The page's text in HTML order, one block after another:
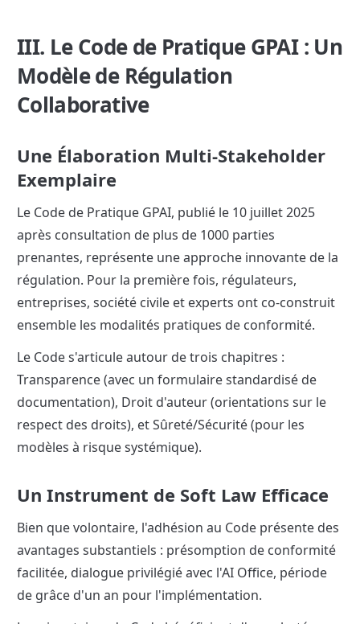
III. Le Code de Pratique GPAI : Un
Modèle de Régulation
Collaborative
Une Élaboration Multi-Stakeholder
Exemplaire
Le Code de Pratique GPAI, publié le 10 juillet 2025
après consultation de plus de 1000 parties
prenantes, représente une approche innovante de la
régulation. Pour la première fois, régulateurs,
entreprises, société civile et experts ont co-construit
ensemble les modalités pratiques de conformité.
Le Code s'articule autour de trois chapitres :
Transparence (avec un formulaire standardisé de
documentation), Droit d'auteur (orientations sur le
respect des droits), et Sûreté/Sécurité (pour les
modèles à risque systémique).
Un Instrument de Soft Law Efficace
Bien que volontaire, l'adhésion au Code présente des
avantages substantiels : présomption de conformité
facilitée, dialogue privilégié avec l'AI Office, période
de grâce d'un an pour l'implémentation.